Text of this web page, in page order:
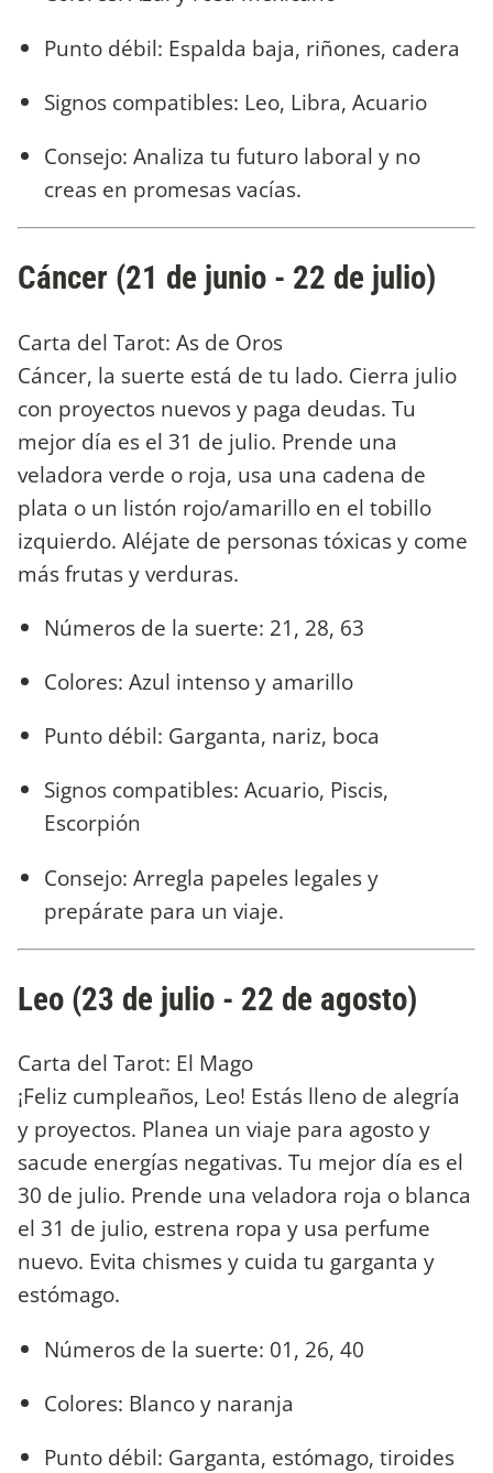
Punto débil: Espalda baja, riñones, cadera
Signos compatibles: Leo, Libra, Acuario
Consejo: Analiza tu futuro laboral y no
creas en promesas vacías.
Cáncer (21 de junio - 22 de julio)
Carta del Tarot: As de Oros
Cáncer, la suerte está de tu lado. Cierra julio
con proyectos nuevos y paga deudas. Tu
mejor día es el 31 de julio. Prende una
veladora verde o roja, usa una cadena de
plata o un listón rojo/amarillo en el tobillo
izquierdo. Aléjate de personas tóxicas y come
más frutas y verduras.
Números de la suerte: 21, 28, 63
Colores: Azul intenso y amarillo
Punto débil: Garganta, nariz, boca
Signos compatibles: Acuario, Piscis,
Escorpión
Consejo: Arregla papeles legales y
prepárate para un viaje.
Leo (23 de julio - 22 de agosto)
Carta del Tarot: El Mago
¡Feliz cumpleaños, Leo! Estás lleno de alegría
y proyectos. Planea un viaje para agosto y
sacude energías negativas. Tu mejor día es el
30 de julio. Prende una veladora roja o blanca
el 31 de julio, estrena ropa y usa perfume
nuevo. Evita chismes y cuida tu garganta y
estómago.
Números de la suerte: 01, 26, 40
Colores: Blanco y naranja
Punto débil: Garganta, estómago, tiroides